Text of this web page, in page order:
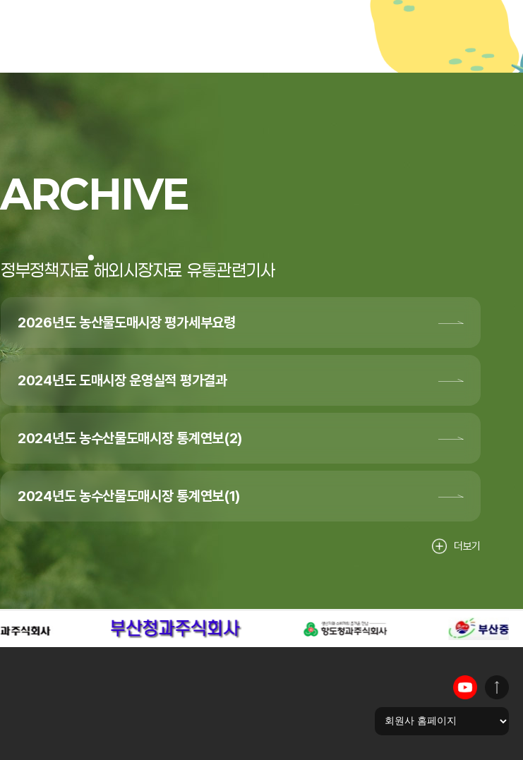
ARCHIVE
정부정책자료 해외시장자료 유통관련기사
2026년도 농산물도매시장 평가세부요령
2024년도 도매시장 운영실적 평가결과
2024년도 농수산물도매시장 통계연보(2)
2024년도 농수산물도매시장 통계연보(1)
더보기